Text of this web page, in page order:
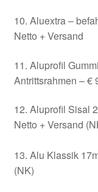
10. Aluextra –
Netto + Versand
11. Aluprofil
Antrittsrahmen – €
12. Aluprofil Sisal
Netto + Versand
13. Alu Klassik
(NK)